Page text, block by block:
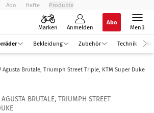
Abo Hefte Produkte
Marken Anmelden
Abo
Menü
Bekleidung Zubehör Technik
Agusta Brutale, Triumph Street Triple, KTM Super Duke
BRUTALE, TRIUMPH STREET